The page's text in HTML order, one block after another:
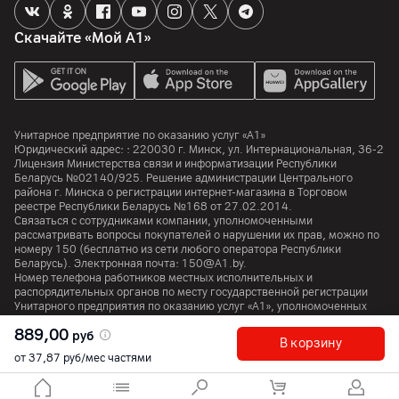
889,00 руб
от 37,87 руб/мес частями
В корзину
Скачайте «Мой А1»
Унитарное предприятие по оказанию услуг «А1»
Юридический адрес: : 220030 г. Минск, ул. Интернациональная, 36-2
Лицензия Министерства связи и информатизации Республики
Беларусь №02140/925. Решение администрации Центрального
района г. Минска о регистрации интернет-магазина в Торговом
реестре Республики Беларусь №168 от 27.02.2014.
Связаться с сотрудниками компании, уполномоченными
рассматривать вопросы покупателей о нарушении их прав, можно по
номеру 150 (бесплатно из сети любого оператора Республики
Беларусь). Электронная почта: 150@A1.by.
Номер телефона работников местных исполнительных и
распорядительных органов по месту государственной регистрации
Унитарного предприятия по оказанию услуг «А1», уполномоченных
© 2026 Унитарное предприятие «А1». Все права защищены.
A1 Austria
A1 Croatia A1 Bulgaria A1 Macedonia A1 Slovenia